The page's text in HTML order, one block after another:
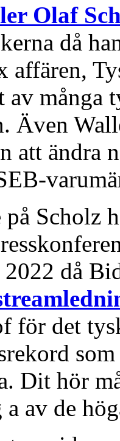
Olaf
då
affären,
många
Även
att ändra
Scholz
då
för det
Dit hör
av de